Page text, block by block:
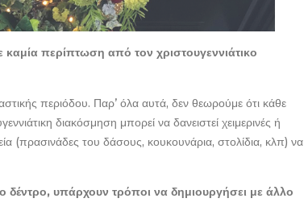
καμία περίπτωση από τον χριστουγεννιάτικο
περιόδου. Παρ’ όλα αυτά, δεν θεωρούμε ότι κάθε
διακόσμηση μπορεί να δανειστεί χειμερινές ή
(πρασινάδες του δάσους, κουκουνάρια, στολίδια, κλπ) να
δέντρο, υπάρχουν τρόποι να δημιουργήσει με άλλο